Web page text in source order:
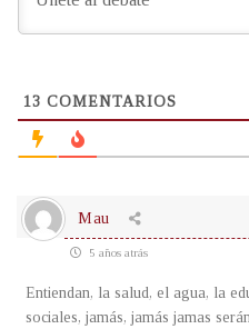
13 COMENTARIOS
Mau
5 años atrás
Entiendan, la salud, el agua, la
sociales, jamás, jamás jamas